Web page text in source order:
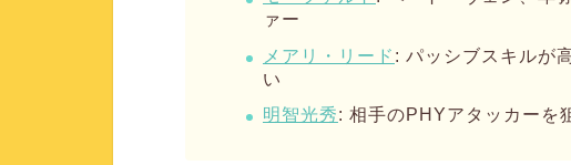
ァー
メアリ・リード : パッシブスキルが
い
明智光秀: 相手のPHYアタッカーを